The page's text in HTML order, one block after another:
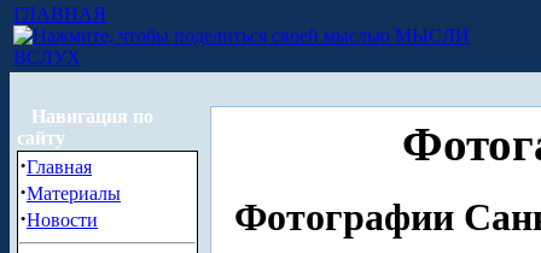
ГЛАВНАЯ
МЫСЛИ
ВСЛУХ
Навигация по
сайту
·Главная
·Материалы
·Новости Фотографии